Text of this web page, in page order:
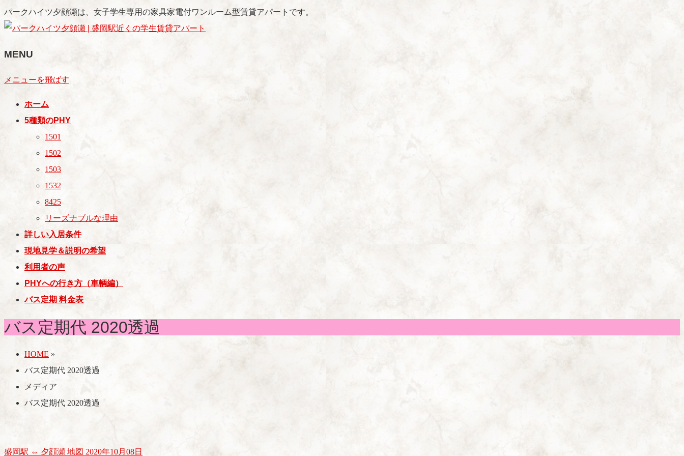
パークハイツ夕顔瀬は、女子学生専用の家具家電付ワンルーム型賃貸アパートです。
MENU
メニューを飛ばす
ホーム
5種類のPHY
1501
1502
1503
1532
8425
リーズナブルな理由
詳しい入居条件
現地見学＆説明の希望
利用者の声
PHYへの行き方（車輌編）
バス定期 料金表
バス定期代 2020透過
HOME »
バス定期代 2020透過
メディア
バス定期代 2020透過
盛岡駅 ⇔ 夕顔瀬 地図 2020年10月08日